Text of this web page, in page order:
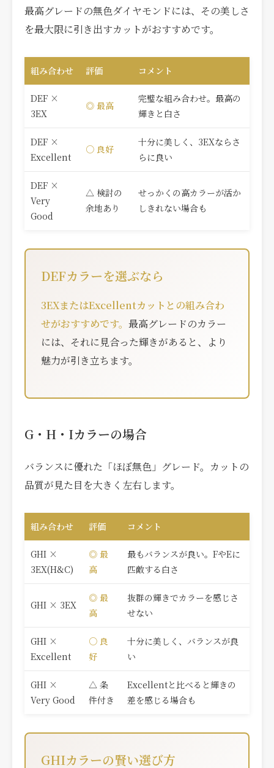
最高グレードの無色ダイヤモンドには、その美しさ
を最大限に引き出すカットがおすすめです。
組み合わせ 評価 コメント
DEF ×
3EX
◎ 最高
完璧な組み合わせ。最高の
輝きと白さ
DEF ×
Excellent
○ 良好
十分に美しく、3EXならさ
らに良い
DEF ×
Very
Good
△ 検討の
余地あり
せっかくの高カラーが活か
しきれない場合も
DEFカラーを選ぶなら
3EXまたはExcellentカットとの組み合わ
せがおすすめです。 最高グレードのカラー
には、それに見合った輝きがあると、より
魅力が引き立ちます。
G・H・Iカラーの場合
バランスに優れた「ほぼ無色」グレード。カットの
品質が見た目を大きく左右します。
組み合わせ 評価 コメント
GHI ×
3EX(H&C)
◎ 最
高
最もバランスが良い。FやEに
匹敵する白さ
GHI × 3EX
◎ 最
高
抜群の輝きでカラーを感じさ
せない
GHI ×
Excellent
○ 良
好
十分に美しく、バランスが良
い
GHI ×
Very Good
△ 条
件付き
Excellentと比べると輝きの
差を感じる場合も
GHIカラーの賢い選び方